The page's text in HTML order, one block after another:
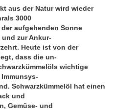
aus der Natur wird wieder
3000
aufgehenden Sonne
und zur Ankur-
Heute ist von der
dass die un-
wichtige
Schwarzkümmelöl hat einen
und
Gemüse- und